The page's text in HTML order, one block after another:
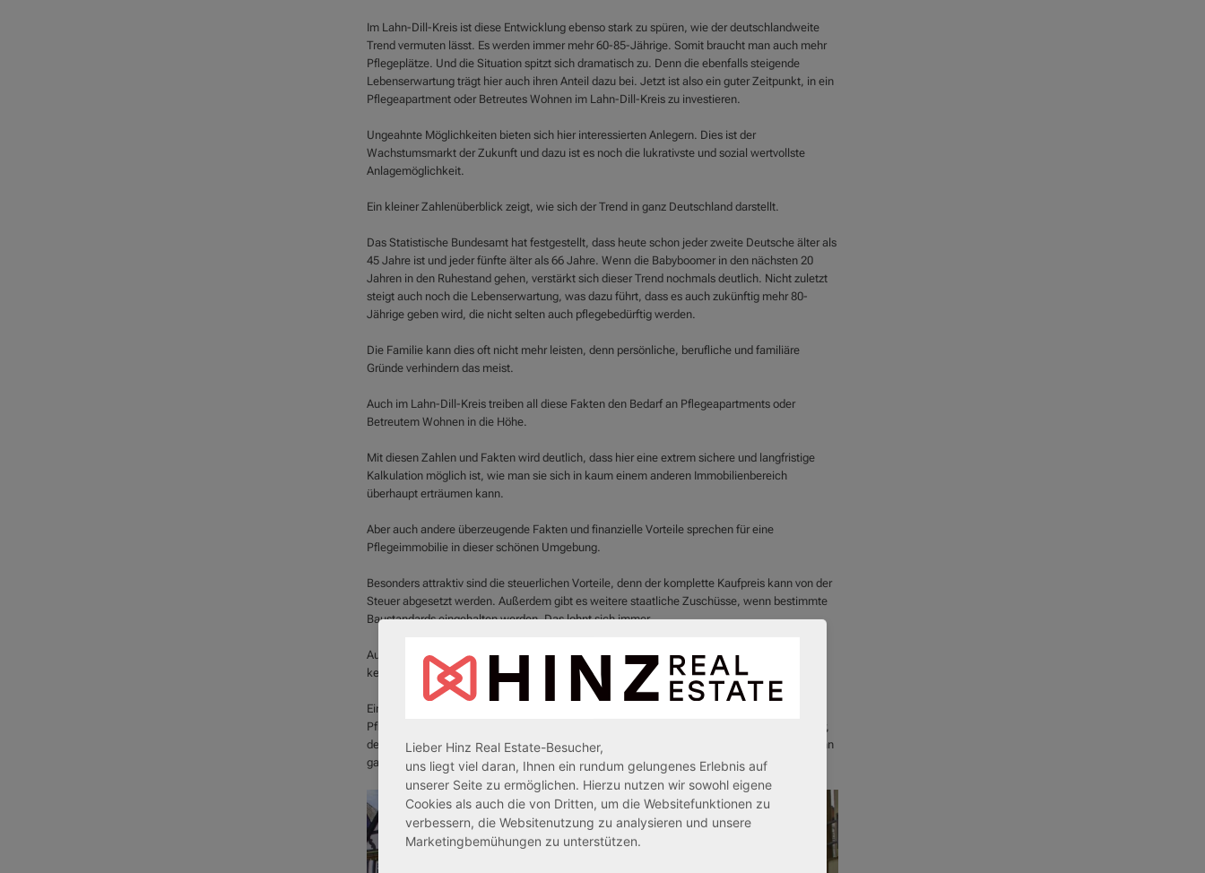
Im Lahn-Dill-Kreis ist diese Entwicklung ebenso stark zu spüren, wie der deutschlandweite
Trend vermuten lässt. Es werden immer mehr 60-85-Jährige. Somit braucht man auch mehr
Pflegeplätze. Und die Situation spitzt sich dramatisch zu. Denn die ebenfalls steigende
Lebenserwartung trägt hier auch ihren Anteil dazu bei. Jetzt ist also ein guter Zeitpunkt, in ein
Pflegeapartment oder Betreutes Wohnen im Lahn-Dill-Kreis zu investieren.
Ungeahnte Möglichkeiten bieten sich hier interessierten Anlegern. Dies ist der
Wachstumsmarkt der Zukunft und dazu ist es noch die lukrativste und sozial wertvollste
Anlagemöglichkeit.
Ein kleiner Zahlenüberblick zeigt, wie sich der Trend in ganz Deutschland darstellt.
Das Statistische Bundesamt hat festgestellt, dass heute schon jeder zweite Deutsche älter als
45 Jahre ist und jeder fünfte älter als 66 Jahre. Wenn die Babyboomer in den nächsten 20
Jahren in den Ruhestand gehen, verstärkt sich dieser Trend nochmals deutlich. Nicht zuletzt
steigt auch noch die Lebenserwartung, was dazu führt, dass es auch zukünftig mehr 80-
Jährige geben wird, die nicht selten auch pflegebedürftig werden.
Die Familie kann dies oft nicht mehr leisten, denn persönliche, berufliche und familiäre
Gründe verhindern das meist.
Auch im Lahn-Dill-Kreis treiben all diese Fakten den Bedarf an Pflegeapartments oder
Betreutem Wohnen in die Höhe.
Mit diesen Zahlen und Fakten wird deutlich, dass hier eine extrem sichere und langfristige
Kalkulation möglich ist, wie man sie sich in kaum einem anderen Immobilienbereich
überhaupt erträumen kann.
Aber auch andere überzeugende Fakten und finanzielle Vorteile sprechen für eine
Pflegeimmobilie in dieser schönen Umgebung.
Besonders attraktiv sind die steuerlichen Vorteile, denn der komplette Kaufpreis kann von der
Steuer abgesetzt werden. Außerdem gibt es weitere staatliche Zuschüsse, wenn bestimmte
Baustandards eingehalten werden. Das lohnt sich immer.
Auch der unsichere Geldmarkt braucht Ihnen mit einem Pflegeapartment im Lahn-Dill-Kreis
keine Sorgen mehr zu machen.
Ein weiterer Riesenvorteil ist, dass sie kaum laufende Kosten haben, denn Sie vermieten Ihr
Pflegeapartment oder Ihr Apartment im Betreuten Wohnen an einen renommierten Betreiber,
der alle Betriebskosten und den Verwaltungsaufwand übernimmt. Im Mietvertrag ist das dann
ganz genau geregelt.
Lieber Hinz Real Estate-Besucher,
uns liegt viel daran, Ihnen ein rundum gelungenes Erlebnis auf
unserer Seite zu ermöglichen. Hierzu nutzen wir sowohl eigene
Cookies als auch die von Dritten, um die Websitefunktionen zu
verbessern, die Websitenutzung zu analysieren und unsere
Marketingbemühungen zu unterstützen.